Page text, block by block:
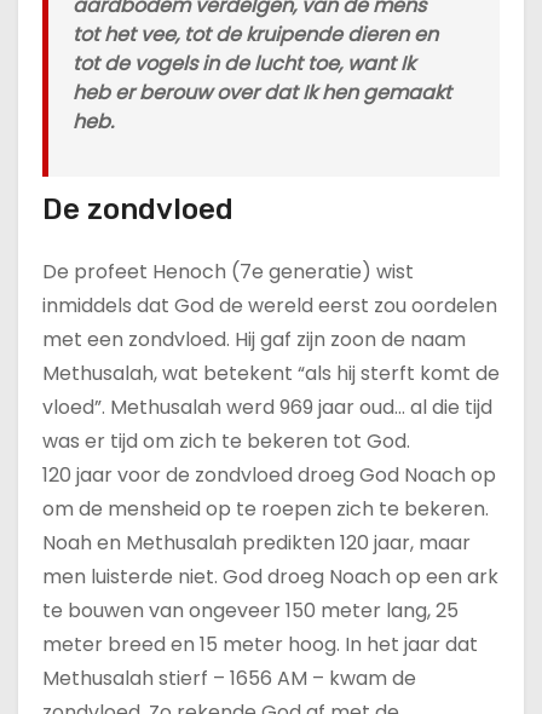
tot het vee, tot de kruipende dieren en
tot de vogels in de lucht toe, want Ik
heb er berouw over dat Ik hen gemaakt
heb.
De zondvloed
De profeet Henoch (7e generatie) wist
inmiddels dat God de wereld eerst zou oordelen
met een zondvloed. Hij gaf zijn zoon de naam
Methusalah, wat betekent “als hij sterft komt de
vloed”. Methusalah werd 969 jaar oud… al die tijd
was er tijd om zich te bekeren tot God.
120 jaar voor de zondvloed droeg God Noach op
om de mensheid op te roepen zich te bekeren.
Noah en Methusalah predikten 120 jaar, maar
men luisterde niet. God droeg Noach op een ark
te bouwen van ongeveer 150 meter lang, 25
meter breed en 15 meter hoog. In het jaar dat
Methusalah stierf – 1656 AM – kwam de